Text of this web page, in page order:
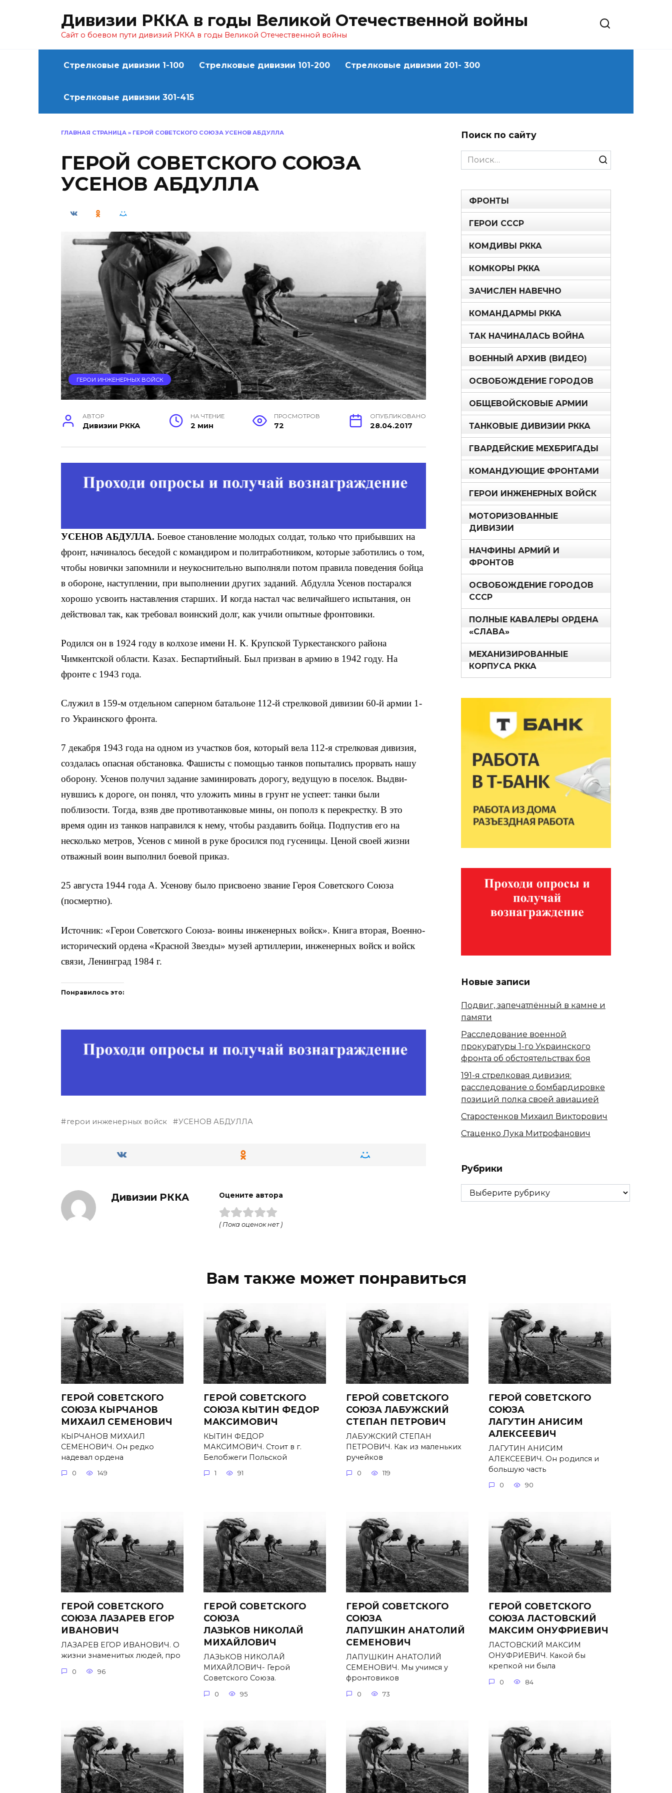
Дивизии РККА в годы Великой Отечественной войны
Сайт о боевом пути дивизий РККА в годы Великой Отечественной войны
Стрелковые дивизии 1-100 Стрелковые дивизии 101-200 Стрелковые дивизии 201- 300
Стрелковые дивизии 301-415
ГЛАВНАЯ СТРАНИЦА » ГЕРОЙ СОВЕТСКОГО СОЮЗА УСЕНОВ АБДУЛЛА
ГЕРОЙ СОВЕТСКОГО СОЮЗА
УСЕНОВ АБДУЛЛА
ГЕРОИ ИНЖЕНЕРНЫХ ВОЙСК
АВТОР
Дивизии РККА
НА ЧТЕНИЕ
2 мин
ПРОСМОТРОВ
72
ОПУБЛИКОВАНО
28.04.2017
УСЕНОВ АБДУЛЛА. Боевое становление молодых солдат, только что прибывших на
фронт, на­чиналось беседой с командиром и политработником, которые заботи­лись о том,
чтобы новички запомни­ли и неукоснительно выполняли по­том правила поведения бойца
в обо­роне, наступлении, при выполнении других заданий. Абдулла Усенов постарался
хорошо усвоить настав­ления старших. И когда настал час величайшего испытания, он
дей­ствовал так, как требовал воинский долг, как учили опытные фронтовики.
Родился он в 1924 году в колхозе имени Н. К. Крупской Тур­кестанского района
Чимкентской области. Казах. Беспартийный. Был призван в армию в 1942 году. На
фронте с 1943 года.
Служил в 159-м отдельном саперном батальоне 112-й стрелко­вой дивизии 60-й армии 1-
го Украинского фронта.
7 декабря 1943 года на одном из участков боя, который вела 112-я стрелковая дивизия,
создалась опасная обстановка. Фаши­сты с помощью танков попытались прорвать нашу
оборону. Усенов получил задание заминировать дорогу, ведущую в поселок. Выдви­
нувшись к дороге, он понял, что уложить мины в грунт не успеет: танки были
поблизости. Тогда, взяв две противотанковые мины, он пополз к перекрестку. В это
время один из танков направился к нему, чтобы раздавить бойца. Подпустив его на
несколько мет­ров, Усенов с миной в руке бросился под гусеницы. Ценой своей жизни
отважный воин выполнил боевой приказ.
25 августа 1944 года А. Усенову было присвоено звание Героя Советского Союза
(посмертно).
Источник: «Герои Советского Союза- воины инженер­ных войск». Книга вторая, Военно-
исторический ордена «Красной Звезды» музей артиллерии, инженерных войск и войск
связи, Ленинград 1984 г.
Понравилось это:
герои инженерных войск УСЕНОВ АБДУЛЛА
Дивизии РККА Оцените автора
( Пока оценок нет )
Поиск по сайту
Search
for:
ФРОНТЫ
ГЕРОИ СССР
КОМДИВЫ РККА
КОМКОРЫ РККА
ЗАЧИСЛЕН НАВЕЧНО
КОМАНДАРМЫ РККА
ТАК НАЧИНАЛАСЬ ВОЙНА
ВОЕННЫЙ АРХИВ (ВИДЕО)
ОСВОБОЖДЕНИЕ ГОРОДОВ
ОБЩЕВОЙСКОВЫЕ АРМИИ
ТАНКОВЫЕ ДИВИЗИИ РККА
ГВАРДЕЙСКИЕ МЕХБРИГАДЫ
КОМАНДУЮЩИЕ ФРОНТАМИ
ГЕРОИ ИНЖЕНЕРНЫХ ВОЙСК
МОТОРИЗОВАННЫЕ
ДИВИЗИИ
НАЧФИНЫ АРМИЙ И
ФРОНТОВ
ОСВОБОЖДЕНИЕ ГОРОДОВ
СССР
ПОЛНЫЕ КАВАЛЕРЫ ОРДЕНА
«СЛАВА»
МЕХАНИЗИРОВАННЫЕ
КОРПУСА РККА
Новые записи
Подвиг, запечатлённый в камне и
памяти
Расследование военной
прокуратуры 1-го Украинского
фронта об обстоятельствах боя
191-я стрелковая дивизия:
расследование о бомбардировке
позиций полка своей авиацией
Старостенков Михаил Викторович
Стаценко Лука Митрофанович
Рубрики
Рубрики
Вам также может понравиться
ГЕРОЙ СОВЕТСКОГО
СОЮЗА КЫРЧАНОВ
МИХАИЛ СЕМЕНОВИЧ
КЫРЧАНОВ МИХАИЛ
СЕМЕНОВИЧ. Он редко
надевал ордена
0 149
ГЕРОЙ СОВЕТСКОГО
СОЮЗА КЫТИН ФЕДОР
МАКСИМОВИЧ
КЫТИН ФЕДОР
МАКСИМОВИЧ. Стоит в г.
Белобжеги Польской
1 91
ГЕРОЙ СОВЕТСКОГО
СОЮЗА ЛАБУЖСКИЙ
СТЕПАН ПЕТРОВИЧ
ЛАБУЖСКИЙ СТЕПАН
ПЕТРОВИЧ. Как из маленьких
ручейков
0 119
ГЕРОЙ СОВЕТСКОГО
СОЮЗА
ЛАГУТИН АНИСИМ
АЛЕКСЕЕВИЧ
ЛАГУТИН АНИСИМ
АЛЕКСЕЕВИЧ. Он родился и
большую часть
0 90
ГЕРОЙ СОВЕТСКОГО
СОЮЗА ЛАЗАРЕВ ЕГОР
ИВАНОВИЧ
ЛАЗАРЕВ ЕГОР ИВАНОВИЧ. О
жизни знаменитых людей, про
0 96
ГЕРОЙ СОВЕТСКОГО
СОЮЗА
ЛАЗЬКОВ НИКОЛАЙ
МИХАЙЛОВИЧ
ЛАЗЬКОВ НИКОЛАЙ
МИХАЙЛОВИЧ- Герой
Советского Союза.
0 95
ГЕРОЙ СОВЕТСКОГО
СОЮЗА
ЛАПУШКИН АНАТОЛИЙ
СЕМЕНОВИЧ
ЛАПУШКИН АНАТОЛИЙ
СЕМЕНОВИЧ. Мы учимся у
фронтовиков
0 73
ГЕРОЙ СОВЕТСКОГО
СОЮЗА ЛАСТОВСКИЙ
МАКСИМ ОНУФРИЕВИЧ
ЛАСТОВСКИЙ МАКСИМ
ОНУФРИЕВИЧ. Какой бы
крепкой ни была
0 84